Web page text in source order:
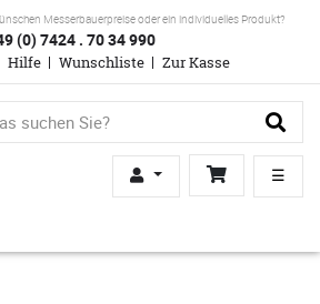
Messerbauerpreise oder ein individuelles Produkt?
(0) 7424 . 70 34 990
Hilfe Wunschliste Zur Kasse
☰